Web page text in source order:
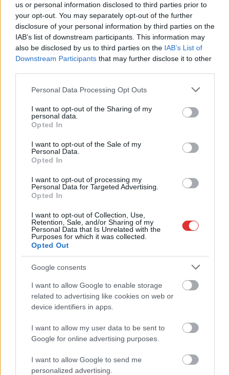
us or personal information disclosed to third parties prior to
your opt-out. You may separately opt-out of the further
disclosure of your personal information by third parties on the
IAB’s list of downstream participants. This information may
also be disclosed by us to third parties on the IAB’s List of
Downstream Participants that may further disclose it to other
Please note that this website/app uses one or more Google
not limited to your visit or usage behaviour. You may click to
grant or deny consent to Google and its third-party tags to
use your data for below specified purposes in below Google
consent section.
Personal Data Processing Opt Outs
I want to opt-out of the Sharing of my
personal data.
Opted In
I want to opt-out of the Sale of my
Personal Data.
Opted In
I want to opt-out of processing my
Personal Data for Targeted Advertising.
Opted In
I want to opt-out of Collection, Use,
Retention, Sale, and/or Sharing of my
Personal Data that Is Unrelated with the
Purposes for which it was collected.
Opted Out
Google consents
I want to allow Google to enable storage
related to advertising like cookies on web or
device identifiers in apps.
I want to allow my user data to be sent to
Google for online advertising purposes.
I want to allow Google to send me
personalized advertising.
2026.08.06. Horváth Zsolt
A zárkában rosszul lett, elájult – ilyen
körülményekről számoltak be a szolnoki börtönből
Az ország több büntetés-végrehajtási intézetéből is hasonló
panaszok érkeztek a napokban, miután energiatakarékossági
2026.08.05. Kiss Lajos
Ilyenek eddig a tapasztalatok a vendégektől – a
hőhullám miatt ingyenes a strandolás Szolnokon
Ahogyan az lenni szokott Szolnokon, nem egységesen
fogadják a helyiek az ingyenes strandolás lehetőségét, amit